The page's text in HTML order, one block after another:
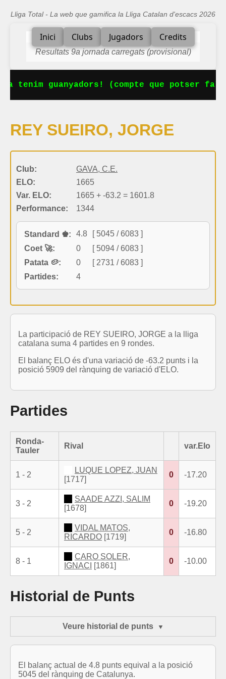
Lliga Total - La web que gamifica la Lliga Catalan d'escacs 2026
Inici Clubs Jugadors Credits
Resultats 9a jornada carregats (provisional)
tenim guanyadors! (compte que potser
REY SUEIRO, JORGE
Club:
GAVA, C.E.
ELO:
1665
Var. ELO:
1665 + -63.2 = 1601.8
Performance:
1344
Standard ♚: 4.8
[ 5045 / 6083 ]
Coet 🚀:
0
[ 5094 / 6083 ]
Patata 🥔:
0
[ 2731 / 6083 ]
Partides:
4
La participació de REY SUEIRO, JORGE a la lliga
catalana suma 4 partides en 9 rondes.
El balanç ELO és d'una variació de -63.2 punts i la
posició 5909 del rànquing de variació d'ELO.
Partides
Ronda-
Tauler
Rival var.Elo
1 - 2
LUQUE LOPEZ, JUAN
[1717]
0 -17.20
3 - 2
SAADE AZZI, SALIM
[1678]
0 -19.20
5 - 2
VIDAL MATOS,
RICARDO [1719]
0 -16.80
8 - 1
CARO SOLER,
IGNACI
[1861]
0 -10.00
Historial de Punts
Veure historial de punts
El balanç actual de 4.8 punts equival a la posició
5045 del rànquing de Catalunya.